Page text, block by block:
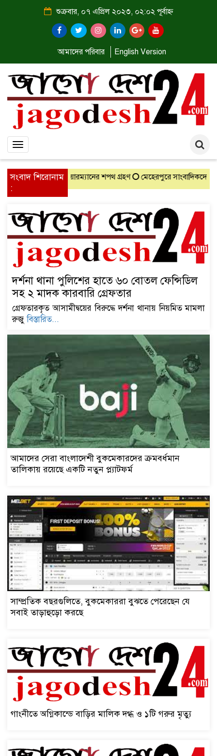
শুক্রবার, ০৭ এপ্রিল ২০২৩, ০২:০২ পূর্বাহ্ন
আমাদের পরিবার English Version
Toggle
navigation
সংবাদ শিরোনাম
:
চেয়ারম্যানের শপথ গ্রহণ মেহেরপুরে সাংবাদিকদের সঙ্গে নবাগত
দর্শনা থানা পুলিশের হাতে ৬০ বোতল ফেন্সিডিল
সহ ২ মাদক কারবারি গ্রেফতার
গ্রেফতারকৃত আসামীদ্বয়ের বিরুদ্ধে দর্শনা থানায় নিয়মিত মামলা
রুজুবিস্তারিত...
আমাদের সেরা বাংলাদেশী বুকমেকারদের ক্রমবর্ধমান
তালিকায় রয়েছে একটি নতুন প্ল্যাটফর্ম
সাম্প্রতিক বছরগুলিতে, বুকমেকাররা বুঝতে পেরেছেন যে
সবাই তাড়াহুড়ো করছে
গাংনীতে অগ্নিকান্ডে বাড়ির মালিক দগ্ধ ও ১টি গরুর মৃত্যু